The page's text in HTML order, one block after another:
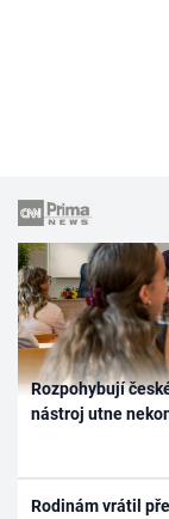
Rozpohybují
nástroj utne
Rodinám vrátil